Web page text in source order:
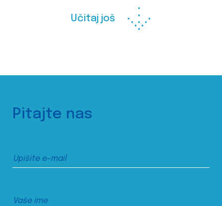
Učitaj još
Pitajte nas